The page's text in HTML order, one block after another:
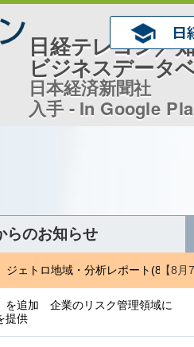
日経テレコン／
ビジネスデータ
日本経済新聞社
入手 - In Google
らのお知らせ
【8月
ジェトロ地域・分析レポート(8/6) 日
を追加 企業のリスク管理領域に
提供